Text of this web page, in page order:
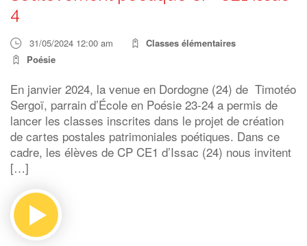
4
31/05/2024 12:00 am
Classes élémentaires
Poésie
En janvier 2024, la venue en Dordogne (24) de Timotéo
Sergoï, parrain d’École en Poésie 23-24 a permis de
lancer les classes inscrites dans le projet de création
de cartes postales patrimoniales poétiques. Dans ce
cadre, les élèves de CP CE1 d’Issac (24) nous invitent
[…]